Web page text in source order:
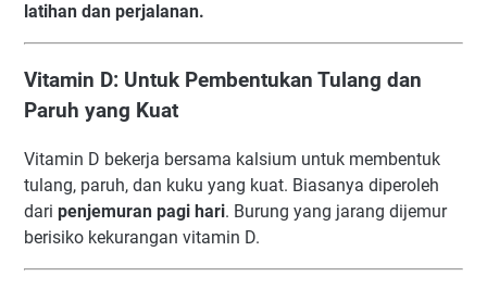
latihan dan perjalanan.
Vitamin D: Untuk Pembentukan Tulang dan
Paruh yang Kuat
Vitamin D bekerja bersama kalsium untuk membentuk
tulang, paruh, dan kuku yang kuat. Biasanya diperoleh
dari penjemuran pagi hari. Burung yang jarang dijemur
berisiko kekurangan vitamin D.